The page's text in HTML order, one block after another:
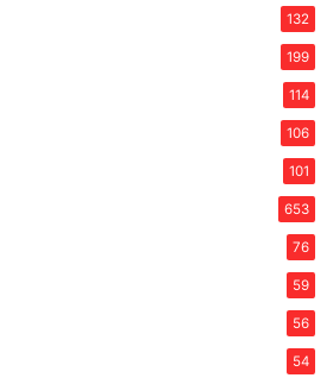
132
199
114
106
101
653
76
59
56
54